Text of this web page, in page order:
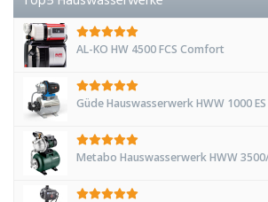
AL-KO HW 4500 FCS Comfort
Güde Hauswasserwerk HWW 1000 ES
Metabo Hauswasserwerk HWW